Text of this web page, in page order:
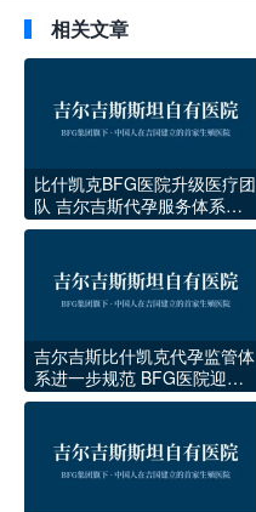
相关文章
比什凯克BFG医院升级医疗团
队 吉尔吉斯代孕服务体系再
提速
吉尔吉斯比什凯克代孕监管体
系进一步规范 BFG医院迎来
稳定发展期